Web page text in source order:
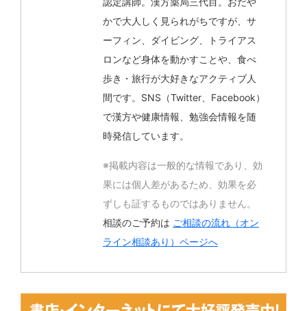
かで大人しく見られがちですが、サ
ーフィン、ダイビング、トライアス
ロンなど身体を動かすことや、食べ
歩き・旅行が大好きなアクティブ人
間です。SNS（Twitter、Facebook）
で漢方や健康情報、勉強会情報を随
時発信しています。
※掲載内容は一般的な情報であり、効
果には個人差があるため、効果を必
ずしも証するものではありません。
相談のご予約は ご相談の流れ（オン
ライン相談あり）ページへ